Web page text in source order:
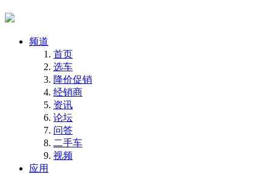
频道
首页
选车
降价促销
经销商
资讯
论坛
问答
二手车
视频
应用